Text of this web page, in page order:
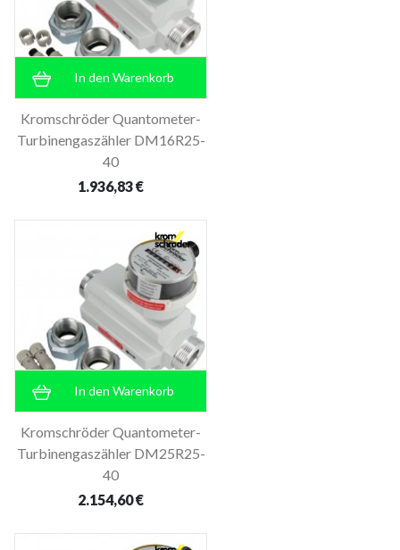
In den Warenkorb
Kromschröder Quantometer-
Turbinengaszähler DM16R25-
40
1.936,83 €
In den Warenkorb
Kromschröder Quantometer-
Turbinengaszähler DM25R25-
40
2.154,60 €